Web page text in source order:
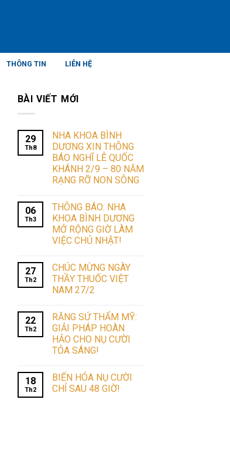
THÔNG TIN LIÊN HỆ
BÀI VIẾT MỚI
29
Th8
NHA KHOA BÌNH
DƯƠNG XIN THÔNG
BÁO NGHĨ LỄ QUỐC
KHÁNH 2/9 – 80 NĂM
RẠNG RỠ NON SÔNG
06
Th3
THÔNG BÁO: NHA
KHOA BÌNH DƯƠNG
MỞ RỘNG GIỜ LÀM
VIỆC CHỦ NHẬT!
27
Th2
CHÚC MỪNG NGÀY
THẦY THUỐC VIỆT
NAM 27/2
22
Th2
RĂNG SỨ THẨM MỸ:
GIẢI PHÁP HOÀN
HẢO CHO NỤ CƯỜI
TỎA SÁNG!
18
Th2
BIẾN HÓA NỤ CƯỜI
CHỈ SAU 48 GIỜ!